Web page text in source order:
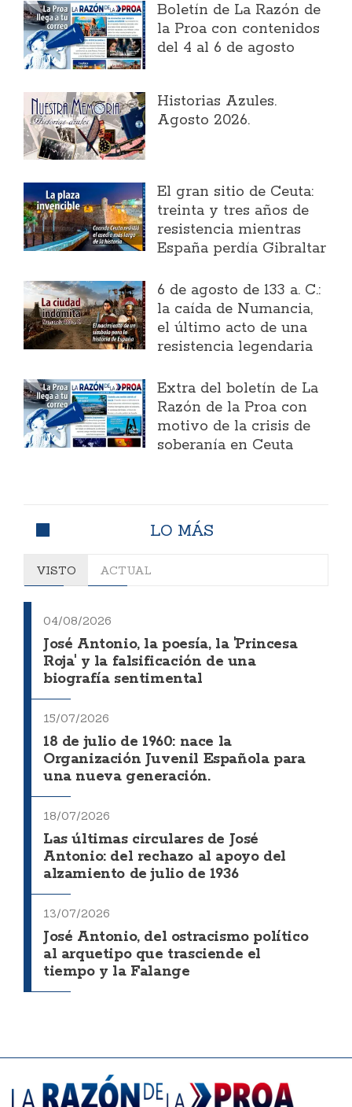
Boletín de La Razón de
la Proa con contenidos
del 4 al 6 de agosto
Historias Azules.
Agosto 2026.
El gran sitio de Ceuta:
treinta y tres años de
resistencia mientras
España perdía Gibraltar
6 de agosto de 133 a. C.:
la caída de Numancia,
el último acto de una
resistencia legendaria
Extra del boletín de La
Razón de la Proa con
motivo de la crisis de
soberanía en Ceuta
LO MÁS
VISTO ACTUAL
04/08/2026
José Antonio, la poesía, la 'Princesa
Roja' y la falsificación de una
biografía sentimental
15/07/2026
18 de julio de 1960: nace la
Organización Juvenil Española para
una nueva generación.
18/07/2026
Las últimas circulares de José
Antonio: del rechazo al apoyo del
alzamiento de julio de 1936
13/07/2026
José Antonio, del ostracismo político
al arquetipo que trasciende el
tiempo y la Falange